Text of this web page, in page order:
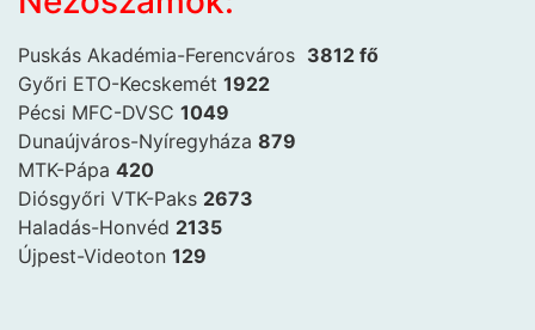
Puskás Akadémia-Ferencváros 3812 fő
Győri ETO-Kecskemét 1922
Pécsi MFC-DVSC 1049
Dunaújváros-Nyíregyháza 879
MTK-Pápa 420
Diósgyőri VTK-Paks 2673
Haladás-Honvéd 2135
Újpest-Videoton 129